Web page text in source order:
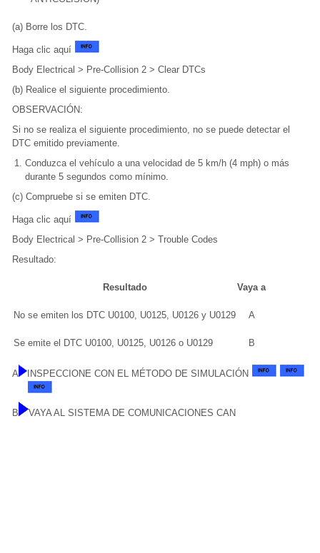
(a) Borre los DTC.
Haga clic aquí
Body Electrical > Pre-Collision 2 > Clear DTCs
(b) Realice el siguiente procedimiento.
OBSERVACIÓN:
Si no se realiza el siguiente procedimiento, no se puede detectar el
DTC emitido previamente.
Conduzca el vehículo a una velocidad de 5 km/h (4 mph) o más
durante 5 segundos como mínimo.
(c) Compruebe si se emiten DTC.
Haga clic aquí
Body Electrical > Pre-Collision 2 > Trouble Codes
Resultado:
Resultado Vaya a
No se emiten los DTC U0100, U0125, U0126 y U0129 A
Se emite el DTC U0100, U0125, U0126 o U0129 B
A INSPECCIONE CON EL MÉTODO DE SIMULACIÓN
B VAYA AL SISTEMA DE COMUNICACIONES CAN